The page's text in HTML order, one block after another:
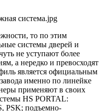
то по этим
системы дверей и
не уступают более
а нередко и превосходят
является официальным
именно по линейке
применяют в своих
HS PORTAL:
PSK; подъемно-